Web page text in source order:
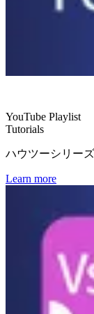
YouTube Playlist
Tutorials
ハウツーシリー
Learn more